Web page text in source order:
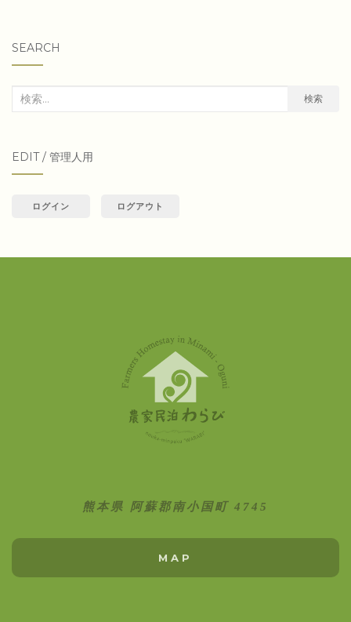
SEARCH
検
象:
検索
EDIT / 管理人用
ログイン ログアウト
熊本県 阿蘇郡南小国町 4745
MAP